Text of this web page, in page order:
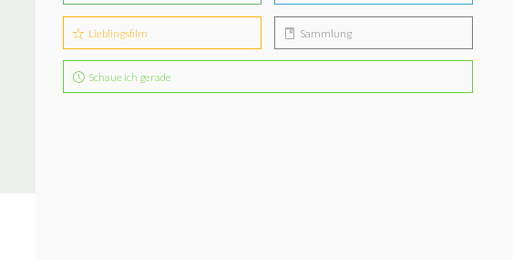
Lieblingsfilm Sammlung
Schaue ich gerade